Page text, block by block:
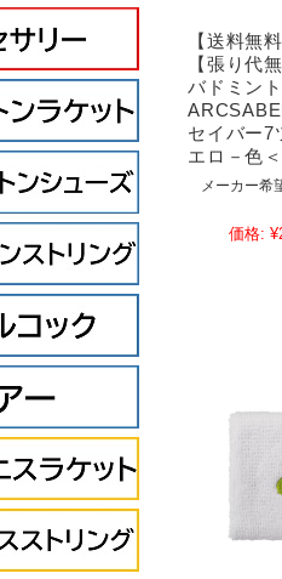
【送料無
【張り代
バドミン
セイバー
エロ－色
メーカー希
価格: